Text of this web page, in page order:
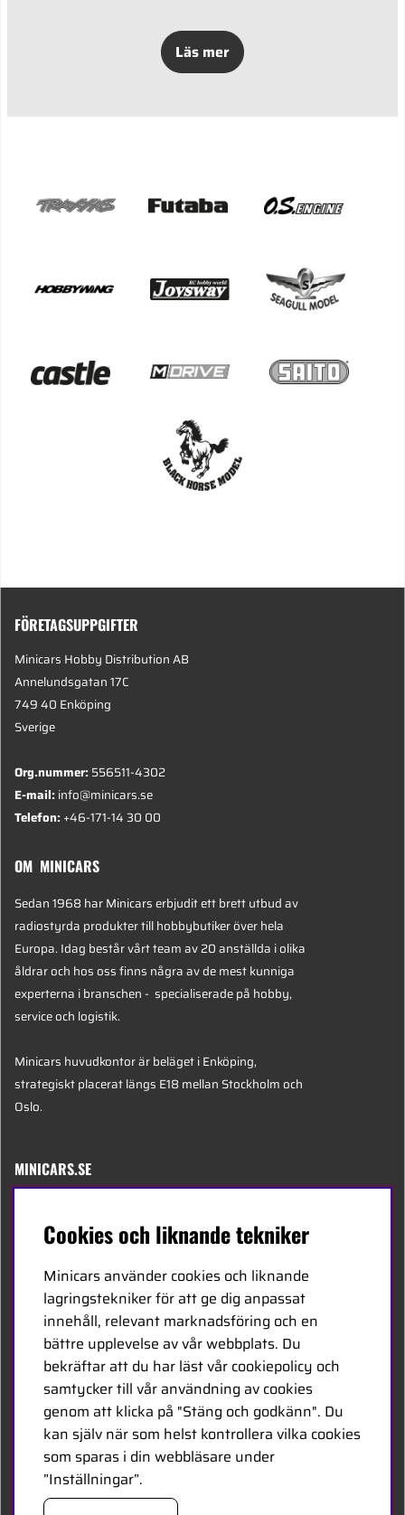
Läs mer
FÖRETAGSUPPGIFTER
Minicars Hobby Distribution AB
Annelundsgatan 17C
749 40 Enköping
Sverige
Org.nummer:556511-4302
E-mail:info@minicars.se
Telefon:+46-171-14 30 00
OM MINICARS
Sedan 1968 har Minicars erbjudit ett brett utbud av
radiostyrda produkter till hobbybutiker över hela
Europa. Idag består vårt team av 20 anställda i olika
åldrar och hos oss finns några av de mest kunniga
experterna i branschen - specialiserade på hobby,
service och logistik.
Minicars huvudkontor är beläget i Enköping,
strategiskt placerat längs E18 mellan Stockholm och
Oslo.
MINICARS.SE
Bli återförsäljare
Bli leverantör
Jobba hos oss
FÖLJ OSS
Facebook
HANDLA TRYGGT
Cookies och liknande tekniker
Minicars använder cookies och liknande
lagringstekniker för att ge dig anpassat
innehåll, relevant marknadsföring och en
bättre upplevelse av vår webbplats. Du
bekräftar att du har läst vår cookiepolicy och
samtycker till vår användning av cookies
genom att klicka på "Stäng och godkänn". Du
kan själv när som helst kontrollera vilka cookies
som sparas i din webbläsare under
”Inställningar”.